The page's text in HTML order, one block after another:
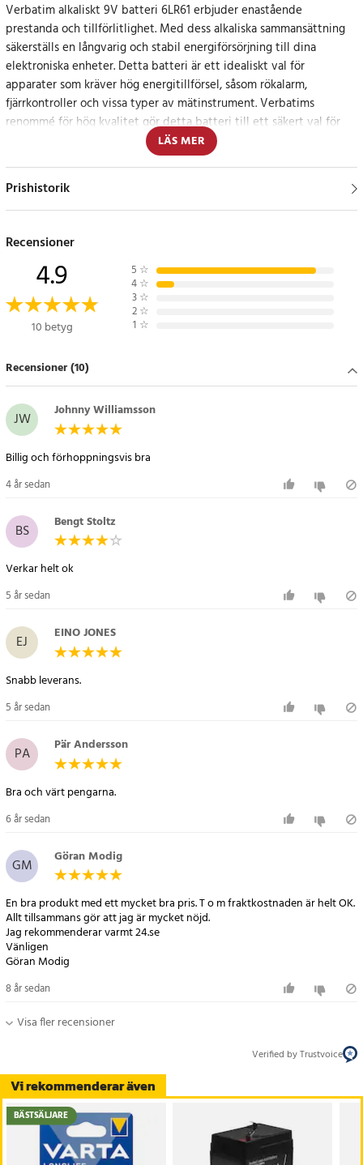
Verbatim alkaliskt 9V batteri 6LR61 erbjuder enastående
prestanda och tillförlitlighet. Med dess alkaliska sammansättning
säkerställs en långvarig och stabil energiförsörjning till dina
elektroniska enheter. Detta batteri är ett idealiskt val för
apparater som kräver hög energitillförsel, såsom rökalarm,
fjärrkontroller och vissa typer av mätinstrument. Verbatims
renommé för hög kvalitet gör detta batteri till ett säkert val för
Stabil och långvarig energiförsörjning
Verbatims 9V batteri är designat för att leverera konstant och
pålitlig energi, vilket gör det idealiskt för kritiska applikationer där
Specifikation
- Alkaliskt
- 9V (6LR61)
Artikelnummer:
LÄS MER
Prishistorik
Vi rekommenderar även
BÄSTSÄLJARE
Recensioner
4.9
10 betyg
5 ☆
4 ☆
3 ☆
2 ☆
1 ☆
Recensioner (10)
JW Johnny Williamsson
Billig och förhoppningsvis bra
4 år sedan
BS Bengt Stoltz
Verkar helt ok
5 år sedan
EJ EINO JONES
Snabb leverans.
5 år sedan
PA Pär Andersson
Bra och värt pengarna.
6 år sedan
GM Göran Modig
En bra produkt med ett mycket bra pris. T o m fraktkostnaden är helt OK.
Allt tillsammans gör att jag är mycket nöjd.
Jag rekommenderar varmt 24.se
Vänligen
Göran Modig
8 år sedan
Visa fler recensioner
Verified by Trustvoice